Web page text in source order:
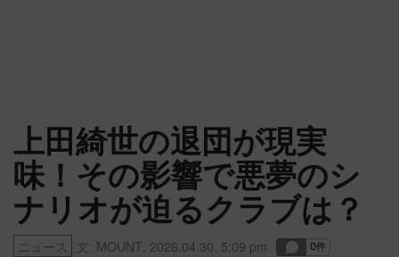
上田綺世の退団が現実
味！その影響で悪夢のシ
ナリオが迫るクラブは？
ニュース 文: MOUNT 2026.04.30. 5:09 pm